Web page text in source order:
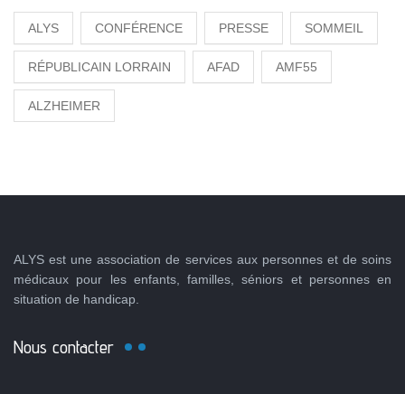
ALYS CONFÉRENCE PRESSE SOMMEIL
RÉPUBLICAIN LORRAIN AFAD AMF55
ALZHEIMER
ALYS est une association de services aux personnes et de soins
médicaux pour les enfants, familles, séniors et personnes en
situation de handicap.
Nous contacter